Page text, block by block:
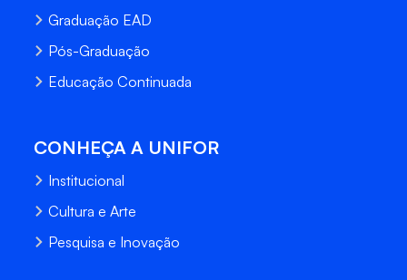
Graduação EAD
Pós-Graduação
Educação Continuada
CONHEÇA A UNIFOR
Institucional
Cultura e Arte
Pesquisa e Inovação